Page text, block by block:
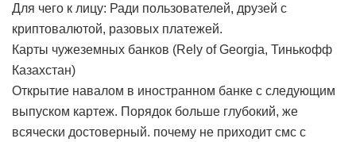
Для чего к лицу: Ради пользователей, друзей с
криптовалютой, разовых платежей.
Карты чужеземных банков (Rely of Georgia, Тинькофф
Казахстан)
Открытие навалом в иностранном банке с следующим
выпуском картеж. Порядок больше глубокий, же
всячески достоверный. почему не приходит смс с